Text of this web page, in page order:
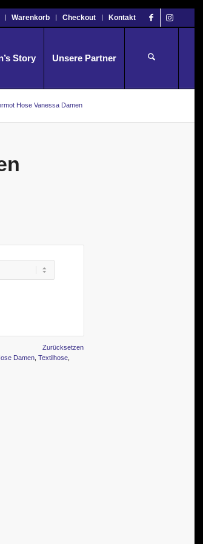
Warenkorb Checkout Kontakt
Story Unsere Partner
Hose Vanessa Damen
Zurücksetzen
Damen,Textilhose,